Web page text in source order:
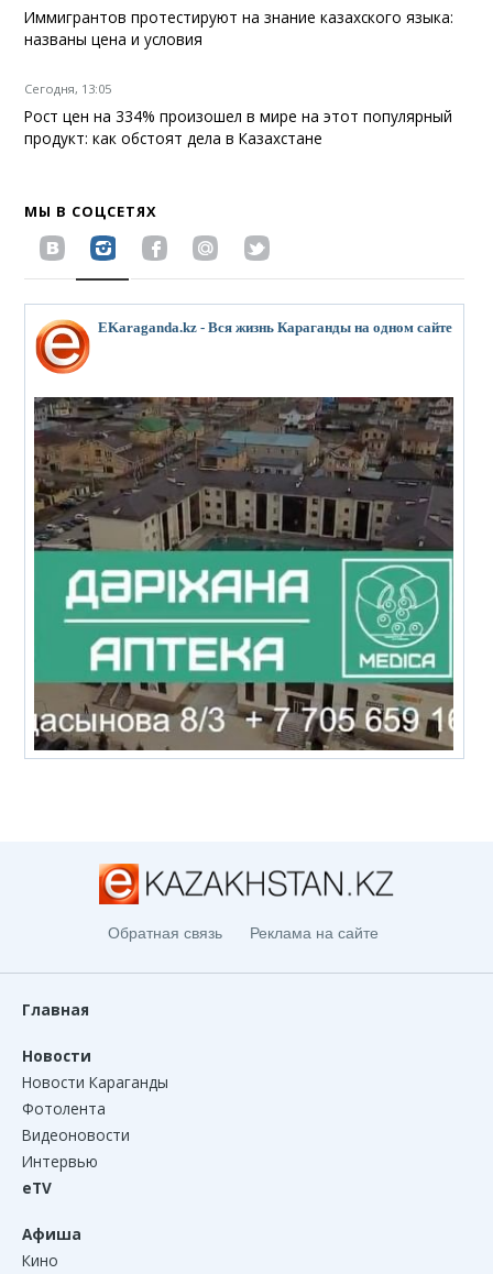
Иммигрантов протестируют на знание казахского языка:
названы цена и условия
Сегодня, 13:05
Рост цен на 334% произошел в мире на этот популярный
продукт: как обстоят дела в Казахстане
МЫ В СОЦСЕТЯХ
EKaraganda.kz - Вся жизнь Караганды на одном сайте
Обратная связь Реклама на сайте
Главная
Новости
Новости Караганды
Фотолента
Видеоновости
Интервью
eTV
Афиша
Кино